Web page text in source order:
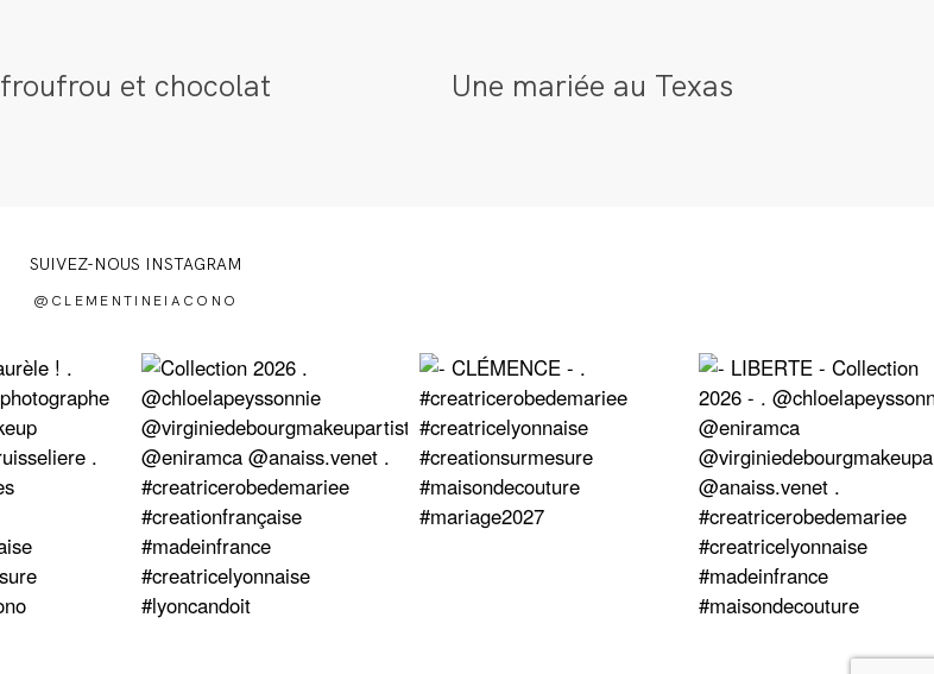
froufrou et chocolat Une mariée au Texas
SUIVEZ-NOUS INSTAGRAM
@CLEMENTINEIACONO